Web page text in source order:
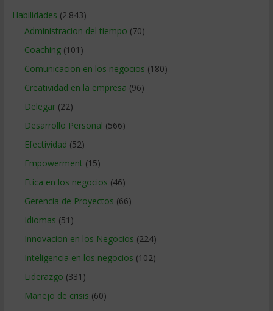
Habilidades (2.843)
Administracion del tiempo (70)
Coaching(101)
Comunicacion en los negocios (180)
Creatividad en la empresa (96)
Delegar(22)
Desarrollo Personal (566)
Efectividad (52)
Empowerment (15)
Etica en los negocios (46)
Gerencia de Proyectos (66)
Idiomas (51)
Innovacion en los Negocios (224)
Inteligencia en los negocios (102)
Liderazgo (331)
Manejo de crisis (60)